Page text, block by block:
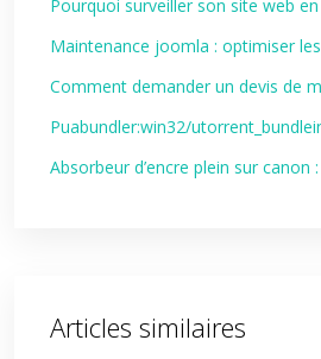
Pourquoi surveiller son site web
Maintenance joomla : optimiser
Comment demander un devis de
Puabundler:win32/
Absorbeur d’encre plein sur canon
Articles similaires